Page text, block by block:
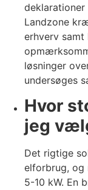
Landzone
erhverv
løsninger
undersøges
Hvor
jeg
Det rigtige
elforbrug, og
5-10 kW. En